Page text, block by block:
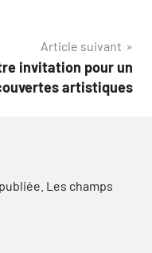
Article suivant
invitation pour un
artistiques
Les champs